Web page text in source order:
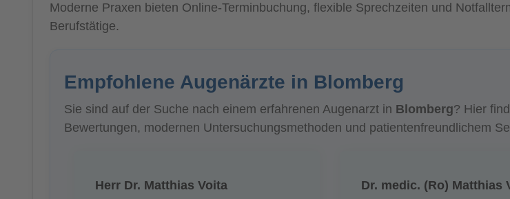
Moderne Praxen bieten Online-Terminbuchung, flexible Sprechzeiten und
Berufstätige.
Empfohlene Augenärzte in Blomberg
Sie sind auf der Suche nach einem erfahrenen Augenarzt in Blomberg? Hier
Bewertungen, modernen Untersuchungsmethoden und patientenfreundlichem
Herr Dr. Matthias Voita Dr. medic. (Ro) Matthias